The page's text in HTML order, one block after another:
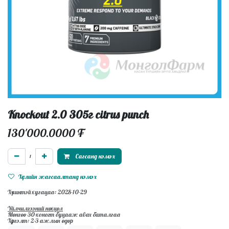
Knockout 2.0 305г citrus punch
130'000.0000₮
Сагсанд нэмэх
Хүслийн жагсаалтанд нэмэх
Хүчинтэй хугацаа: 2028-10-29
Үйлчилгээний нөхцөл
Мөнгөө 30-хоногт буцааж авах баталгаа
Хүргэлт: 2-3 ажлын өдөр